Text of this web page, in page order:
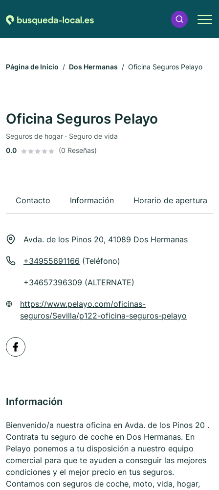
Página de Inicio Dos Hermanas Oficina Seguros Pelayo
Oficina Seguros Pelayo
Seguros de hogar · Seguro de vida
0.0
(0 Reseñas)
Contacto Información Horario de apertura
Avda. de los Pinos 20, 41089 Dos Hermanas
+34955691166 (Teléfono)
+34657396309 (ALTERNATE)
https://www.pelayo.com/oficinas-
seguros/Sevilla/p122-oficina-seguros-pelayo
Información
Bienvenido/a nuestra oficina en Avda. de los Pinos 20 .
Contrata tu seguro de coche en Dos Hermanas. En
Pelayo ponemos a tu disposición a nuestro equipo
comercial para que te ayuden a conseguir las mejores
condiciones y el mejor precio en tus seguros.
Contamos con seguros de coche, moto, vida, hogar,